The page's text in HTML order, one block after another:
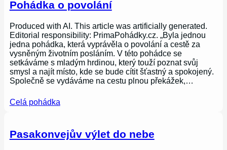
Pohádka o povolání
Produced with AI. This article was artificially generated.
Editorial responsibility: PrimaPohádky.cz. „Byla jednou
jedna pohádka, která vyprávěla o povolání a cestě za
vysněným životním posláním. V této pohádce se
setkáváme s mladým hrdinou, který touží poznat svůj
smysl a najít místo, kde se bude cítit šťastný a spokojený.
Společně se vydáváme na cestu plnou překážek,…
Celá pohádka
Pasakonvejův výlet do nebe